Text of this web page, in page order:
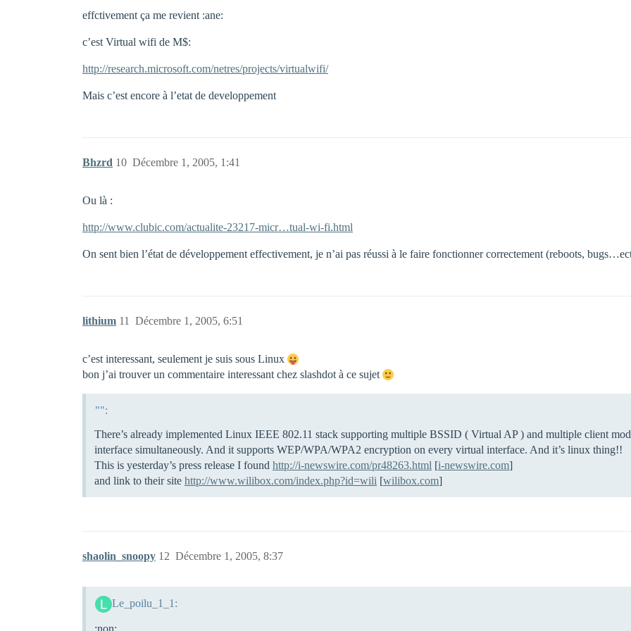
effctivement ça me revient :ane:
c’est Virtual wifi de M$:
http://research.microsoft.com/netres/projects/virtualwifi/
Mais c’est encore à l’etat de developpement
Bhzrd Décembre 1, 2005, 1:41
10
Ou là :
http://www.clubic.com/actualite-23217-micr…tual-wi-fi.html
On sent bien l’état de développement effectivement, je n’ai pas réussi à le faire fonctionner correctement (reboots,
lithium Décembre 1, 2005, 6:51
11
c’est interessant, seulement je suis sous Linux
bon j’ai trouver un commentaire interessant chez slashdot à ce sujet
"":
There’s already implemented Linux IEEE 802.11 stack supporting multiple BSSID ( Virtual AP ) and multiple client
interface simultaneously. And it supports WEP/WPA/WPA2 encryption on every virtual interface. And it’s linux thing!!
This is yesterday’s press release I found http://i-newswire.com/pr48263.html [i-newswire.com]
and link to their site http://www.wilibox.com/index.php?id=wili [wilibox.com]
shaolin_snoopy Décembre 1, 2005, 8:37
12
Le_poilu_1_1:
:non: